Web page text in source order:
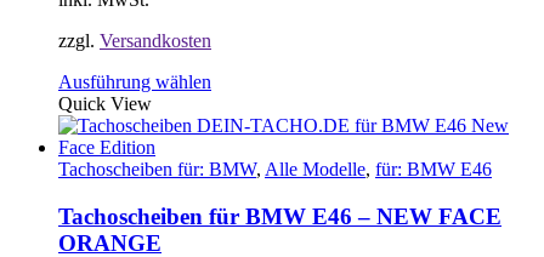
zzgl. Versandkosten
Ausführung wählen
weist
Varianten
Die
Optionen
Quick View
Tachoscheiben für: BMW, Alle Modelle, für: BMW E46
Tachoscheiben für BMW E46 – NEW FACE
ORANGE